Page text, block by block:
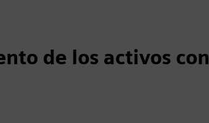
de los activos con